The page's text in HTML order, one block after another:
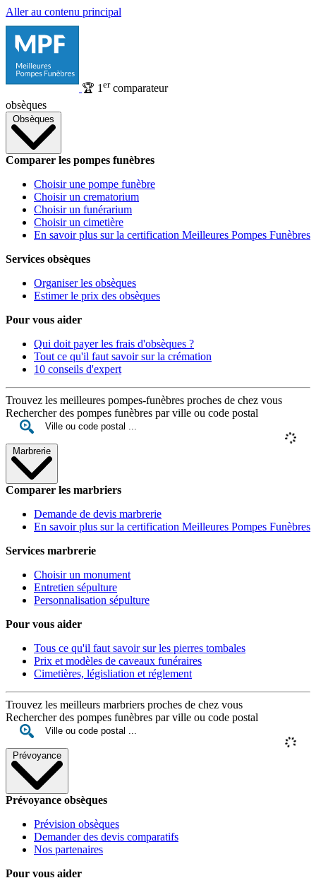
Aller au contenu principal
🏆 1 ercomparateur
obsèques
Obsèques
Comparer les pompes funèbres
Choisir une pompe funèbre
Choisir un crematorium
Choisir un funérarium
Choisir un cimetière
En savoir plus sur la certification Meilleures Pompes Funèbres
Services obsèques
Organiser les obsèques
Estimer le prix des obsèques
Pour vous aider
Qui doit payer les frais d'obsèques ?
Tout ce qu'il faut savoir sur la crémation
10 conseils d'expert
Trouvez les meilleures pompes-funèbres proches de chez vous
Rechercher des pompes funèbres par ville ou code postal
Marbrerie
Comparer les marbriers
Demande de devis marbrerie
En savoir plus sur la certification Meilleures Pompes Funèbres
Services marbrerie
Choisir un monument
Entretien sépulture
Personnalisation sépulture
Pour vous aider
Tous ce qu'il faut savoir sur les pierres tombales
Prix et modèles de caveaux funéraires
Cimetières, législiation et réglement
Trouvez les meilleurs marbriers proches de chez vous
Rechercher des pompes funèbres par ville ou code postal
Prévoyance
Prévoyance obsèques
Prévision obsèques
Demander des devis comparatifs
Nos partenaires
Pour vous aider